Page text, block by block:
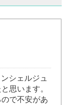
シェルジュ
思います。
で不安があ